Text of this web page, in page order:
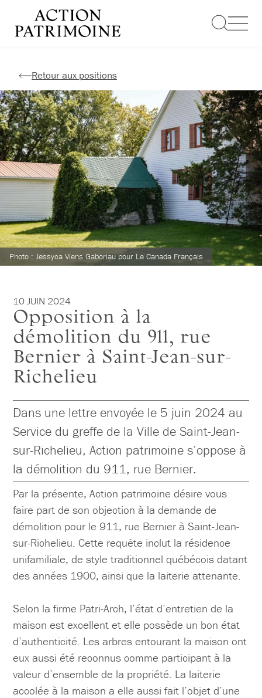
contenu
Retour aux positions
Photo : Jessyca Viens Gaboriau pour Le Canada Français
10 JUIN 2024
Opposition à la
démolition du 911, rue
Bernier à Saint-Jean-sur-
Richelieu
Dans une lettre envoyée le 5 juin 2024 au
Service du greffe de la Ville de Saint-Jean-
sur-Richelieu, Action patrimoine s’oppose à
la démolition du 911, rue Bernier.
Par la présente, Action patrimoine désire vous
faire part de son objection à la demande de
démolition pour le 911, rue Bernier à Saint-Jean-
sur-Richelieu. Cette requête inclut la résidence
unifamiliale, de style traditionnel québécois datant
des années 1900, ainsi que la laiterie attenante.
Selon la firme Patri-Arch, l’état d’entretien de la
maison est excellent et elle possède un bon état
d’authenticité. Les arbres entourant la maison ont
eux aussi été reconnus comme participant à la
valeur d’ensemble de la propriété. La laiterie
accolée à la maison a elle aussi fait l’objet d’une